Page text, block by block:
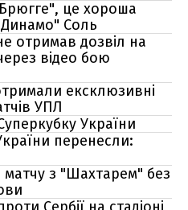
це хороша
Соль
отримав дозвіл на
відео бою
ексклюзивні
УПЛ
України
перенесли:
матчу з "Шахтарем" без